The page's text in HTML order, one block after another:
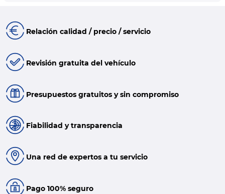
Relación calidad / precio / servicio
Revisión gratuita del vehículo
Presupuestos gratuitos y sin compromiso
Fiabilidad y transparencia
Una red de expertos a tu servicio
Pago 100% seguro